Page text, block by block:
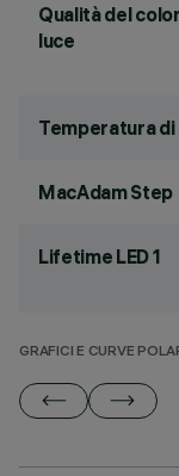
Qualità del
luce
Temperatura
MacAdam Step
Lifetime LED 1
GRAFICI E CURVE